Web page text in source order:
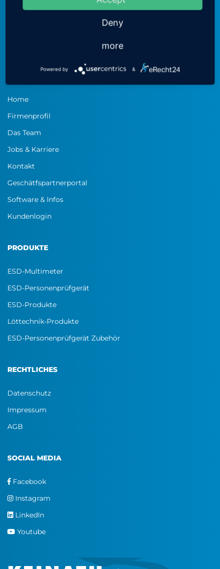
info@keinath-electronic.de
Home
Firmenprofil
Das Team
Jobs & Karriere
Kontakt
Geschätfspartnerportal
Software & Infos
Kundenlogin
PRODUKTE
ESD-Multimeter
ESD-Personenprüfgerät
ESD-Produkte
Löttechnik-Produkte
ESD-Personenprüfgerät Zubehör
RECHTLICHES
Datenschutz
Impressum
AGB
SOCIAL MEDIA
Facebook
Instagram
LinkedIn
Youtube
Deny
more
Powered by &